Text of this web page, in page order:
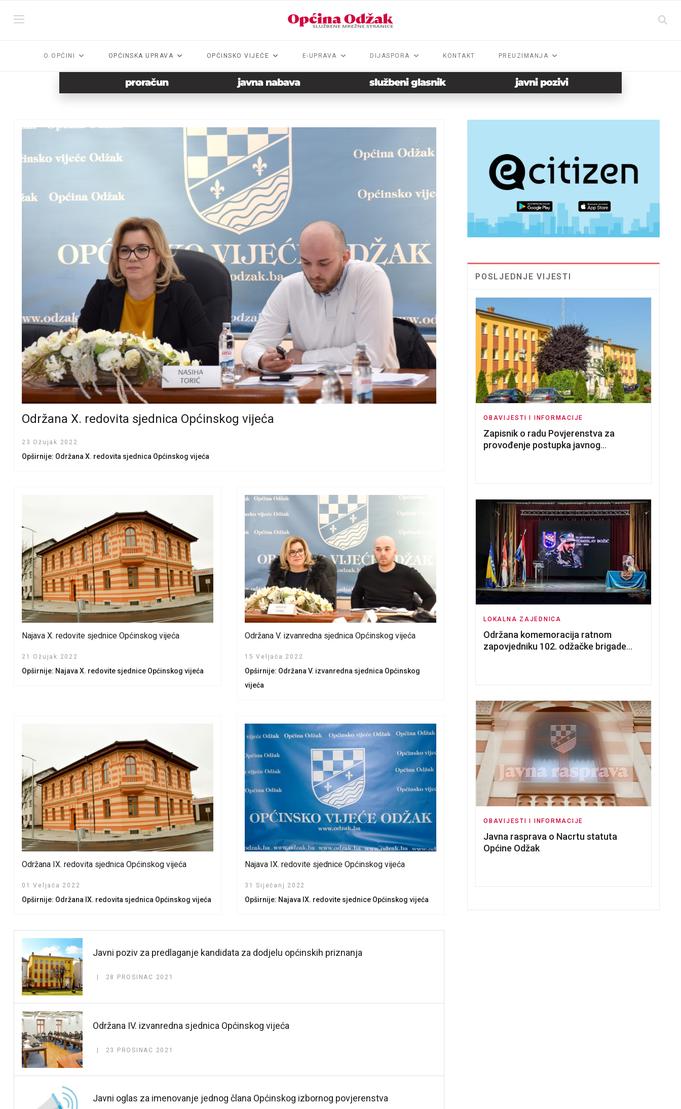
O OPĆINI OPĆINSKA UPRAVA OPĆINSKO VIJEĆE E-UPRAVA DIJASPORA KONTAKT PREUZIMANJA
proračun javna nabava službeni glasnik javni pozivi
Održana X. redovita sjednica Općinskog vijeća
23 Ožujak 2022
Opširnije: Održana X. redovita sjednica Općinskog vijeća
Najava X. redovite sjednice Općinskog vijeća
21 Ožujak 2022
Opširnije: Najava X. redovite sjednice Općinskog vijeća
Održana V. izvanredna sjednica Općinskog vijeća
15 Veljača 2022
Opširnije: Održana V. izvanredna sjednica Općinskog
vijeća
Održana IX. redovita sjednica Općinskog vijeća
01 Veljača 2022
Opširnije: Održana IX. redovita sjednica Općinskog vijeća
Najava IX. redovite sjednice Općinskog vijeća
31 Siječanj 2022
Opširnije: Najava IX. redovite sjednice Općinskog vijeća
Javni poziv za predlaganje kandidata za dodjelu općinskih priznanja
28 PROSINAC 2021
Održana IV. izvanredna sjednica Općinskog vijeća
23 PROSINAC 2021
Javni oglas za imenovanje jednog člana Općinskog izbornog povjerenstva
POSLJEDNJE VIJESTI
OBAVIJESTI I INFORMACIJE
Zapisnik o radu Povjerenstva za
provođenje postupka javnog
LOKALNA ZAJEDNICA
Održana komemoracija ratnom
zapovjedniku 102. odžačke brigade
OBAVIJESTI I INFORMACIJE
Javna rasprava o Nacrtu statuta
Općine Odžak